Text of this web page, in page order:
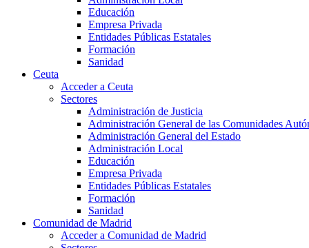
Educación
Empresa Privada
Entidades Públicas Estatales
Formación
Sanidad
Ceuta
Acceder a Ceuta
Sectores
Administración de Justicia
Administración General de las Comunidades
Administración General del Estado
Administración Local
Educación
Empresa Privada
Entidades Públicas Estatales
Formación
Sanidad
Comunidad de Madrid
Acceder a Comunidad de Madrid